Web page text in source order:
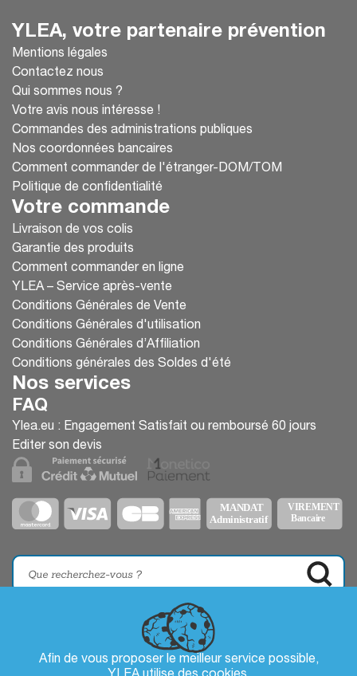
Afin de vous proposer le meilleur service possible,
YLEA, votre partenaire prévention
Mentions légales
Contactez nous
Qui sommes nous ?
Votre avis nous intéresse !
Commandes des administrations publiques
Nos coordonnées bancaires
Comment commander de l'étranger-DOM/TOM
Politique de confidentialité
Votre commande
Livraison de vos colis
Garantie des produits
Comment commander en ligne
YLEA – Service après-vente
Conditions Générales de Vente
Conditions Générales d'utilisation
Conditions Générales d’Affiliation
Conditions générales des Soldes d'été
Nos services
FAQ
Ylea.eu : Engagement Satisfait ou remboursé 60 jours
Editer son devis